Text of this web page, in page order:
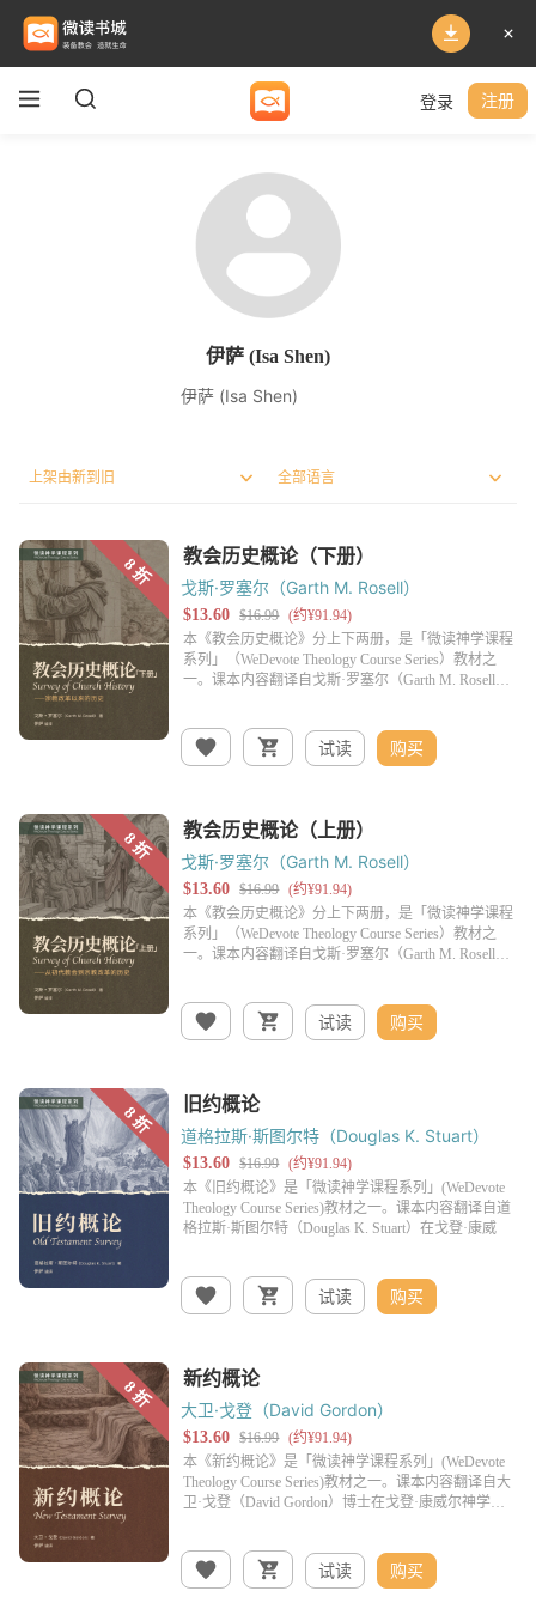
登录 注册
伊萨 (Isa Shen)
伊萨 (Isa Shen)
戈斯·罗塞尔（Garth M. Rosell）
试读 购买
戈斯·罗塞尔（Garth M. Rosell）
试读 购买
道格拉斯·斯图尔特（Douglas K. Stuart）
试读 购买
大卫·戈登（David Gordon）
试读 购买